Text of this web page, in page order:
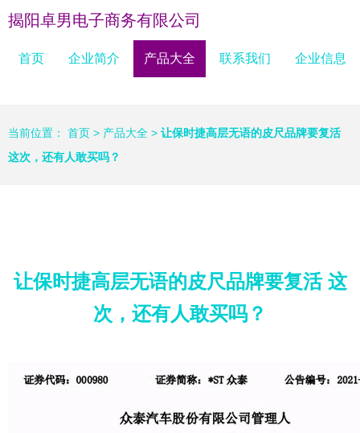
揭阳卓男电子商务有限公司
首页 企业简介 产品大全 联系我们 企业信息
当前位置： 首页 > 产品大全 > 让保时捷高层无语的皮尺品牌要复活
这次，还有人敢买吗？
让保时捷高层无语的皮尺品牌要复活 这
次，还有人敢买吗？